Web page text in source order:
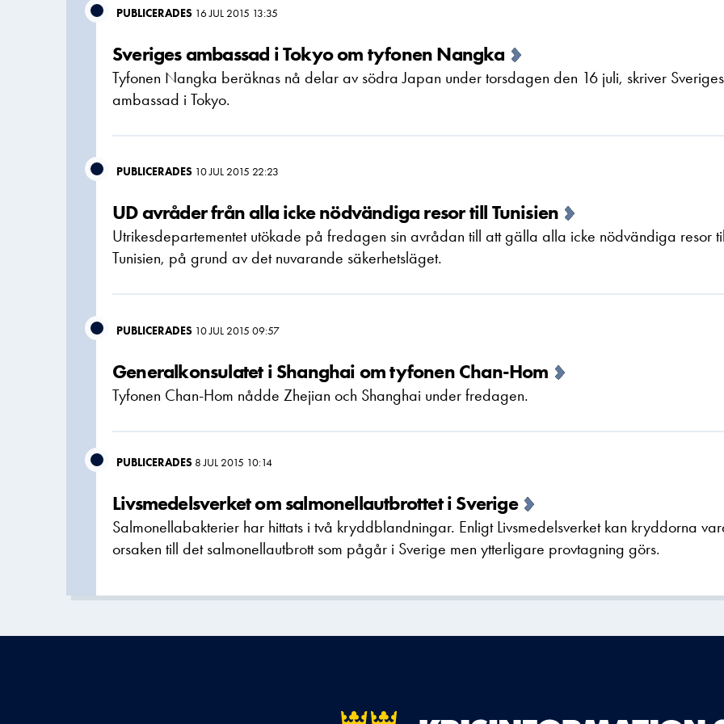
PUBLICERADES 16 JUL 2015 13:35
Sveriges ambassad i Tokyo om tyfonen Nangka
Tyfonen Nangka beräknas nå delar av södra Japan under torsdagen den 16 juli, skriver Sveriges
ambassad i Tokyo.
PUBLICERADES 10 JUL 2015 22:23
UD avråder från alla icke nödvändiga resor till Tunisien
Utrikesdepartementet utökade på fredagen sin avrådan till att gälla alla icke nödvändiga resor
Tunisien, på grund av det nuvarande säkerhetsläget.
PUBLICERADES 10 JUL 2015 09:57
Generalkonsulatet i Shanghai om tyfonen Chan-Hom
Tyfonen Chan-Hom nådde Zhejian och Shanghai under fredagen.
PUBLICERADES 8 JUL 2015 10:14
Livsmedelsverket om salmonellautbrottet i Sverige
Salmonellabakterier har hittats i två kryddblandningar. Enligt Livsmedelsverket kan kryddorna
orsaken till det salmonellautbrott som pågår i Sverige men ytterligare provtagning görs.